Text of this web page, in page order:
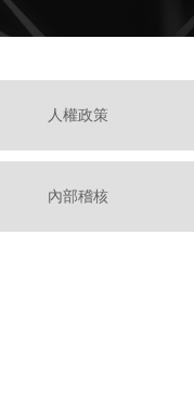
人權政策
內部稽核